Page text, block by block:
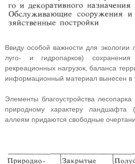
Ввиду особой важности для экологии
луго- и гидропарков) сохранения
рекреационных нагрузок, баланса
информационный материал вынесен в
Элементы благоустройства лесопарка
природному характеру
аллеям придаются свободные